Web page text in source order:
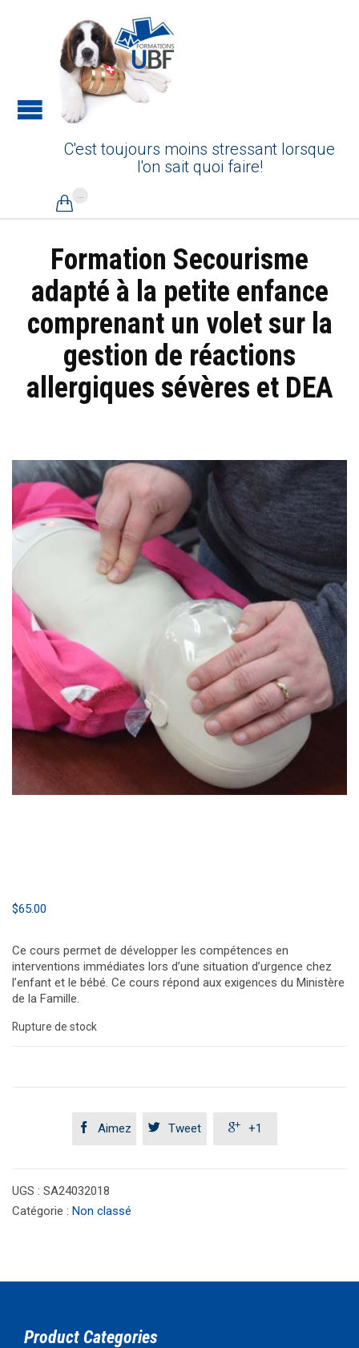
C'est toujours moins stressant lorsque
l'on sait quoi faire!

Formation Secourisme
adapté à la petite enfance
comprenant un volet sur la
gestion de réactions
allergiques sévères et DEA
$65.00
Ce cours permet de développer les compétences en
interventions immédiates lors d’une situation d’urgence chez
l’enfant et le bébé. Ce cours répond aux exigences du Ministère
de la Famille.
Rupture de stock
 Aimez  Tweet  +1
UGS : SA24032018
Catégorie : Non classé
Product Categories